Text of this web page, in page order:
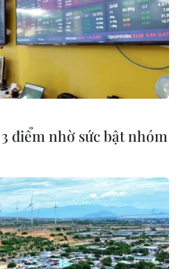
Gibraltar cùng 2,1 triệu tấn
điểm nhờ sức bật nhóm